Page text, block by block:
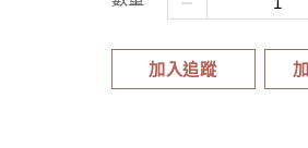
加入追蹤